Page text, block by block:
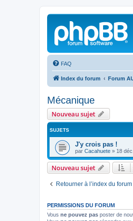
FAQ
Index du forum Forum
Mécanique
Nouveau sujet
SUJETS
J'y crois pas !
par Cacahuete » 18
Nouveau sujet
Retourner à l’index du forum
PERMISSIONS DU FORUM
Vous ne pouvez pas poster de